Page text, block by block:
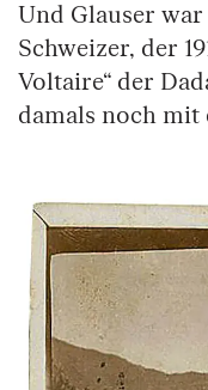
Und Glauser
Schweizer, der
Voltaire“ der
damals noch mit